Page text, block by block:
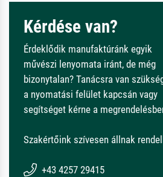
Kérdése van?
Érdeklődik manufaktúránk egyik
művészi lenyomata iránt, de még
bizonytalan? Tanácsra van
a nyomatási felület kapcsán vagy
segítséget kérne a
Szakértőink szívesen állnak
+43 4257 29415